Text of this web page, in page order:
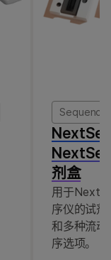
剂盒
用于
序仪的试
和多种流
序选项。